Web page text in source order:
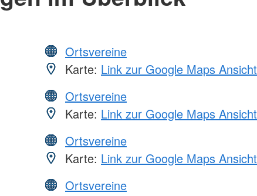
Ortsvereine
Karte: Link zur Google Maps Ansicht
Ortsvereine
Karte: Link zur Google Maps Ansicht
Ortsvereine
Karte: Link zur Google Maps Ansicht
Ortsvereine